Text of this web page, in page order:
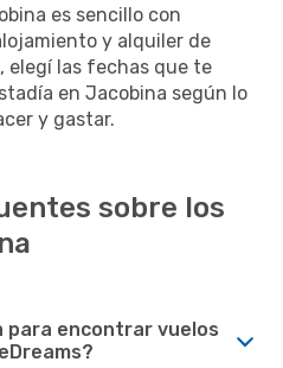
es sencillo con
y alquiler de
elegí las fechas que te
en Jacobina según lo
y gastar.
sobre los
para encontrar vuelos